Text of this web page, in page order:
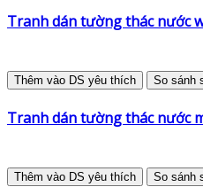
Tranh dán tường thác nước
Thêm vào DS yêu thích So sánh
Tranh dán tường thác nước
Thêm vào DS yêu thích So sánh